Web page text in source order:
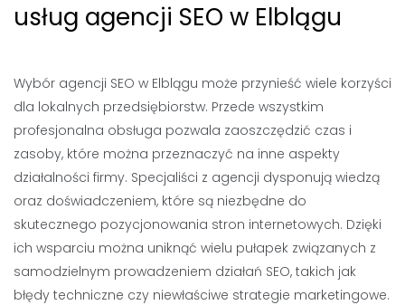
usług agencji SEO w Elblągu
Wybór agencji SEO w Elblągu może przynieść wiele korzyści
dla lokalnych przedsiębiorstw. Przede wszystkim
profesjonalna obsługa pozwala zaoszczędzić czas i
zasoby, które można przeznaczyć na inne aspekty
działalności firmy. Specjaliści z agencji dysponują wiedzą
oraz doświadczeniem, które są niezbędne do
skutecznego pozycjonowania stron internetowych. Dzięki
ich wsparciu można uniknąć wielu pułapek związanych z
samodzielnym prowadzeniem działań SEO, takich jak
błędy techniczne czy niewłaściwe strategie marketingowe.